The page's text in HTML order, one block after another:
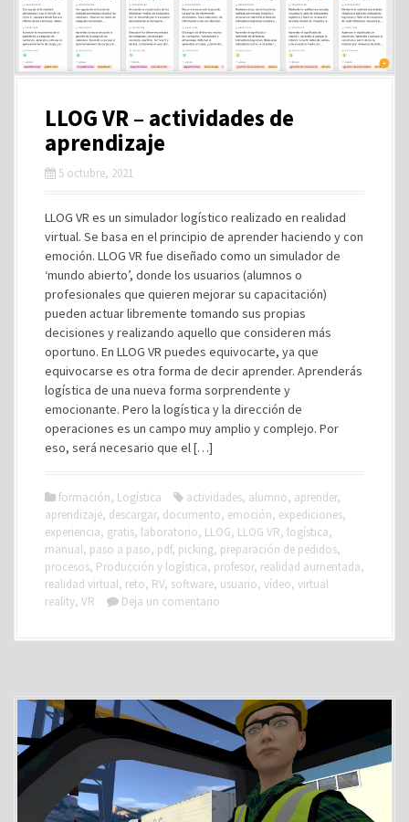
LLOG VR – actividades de
aprendizaje
5 octubre, 2021
LLOG VR es un simulador logístico realizado en realidad
virtual. Se basa en el principio de aprender haciendo y con
emoción. LLOG VR fue diseñado como un simulador de
‘mundo abierto’, donde los usuarios (alumnos o
profesionales que quieren mejorar su capacitación)
pueden actuar libremente tomando sus propias
decisiones y realizando aquello que consideren más
oportuno. En LLOG VR puedes equivocarte, ya que
equivocarse es otra forma de decir aprender. Aprenderás
logística de una nueva forma sorprendente y
emocionante. Pero la logística y la dirección de
operaciones es un campo muy amplio y complejo. Por
eso, será necesario que el […]
formación, Logística actividades, alumno, aprender,
aprendizaje, descargar, documento, emoción, expediciones,
experiencia, gratis, laboratorio, LLOG, LLOG VR, logística,
manual, paso a paso, pdf, picking, preparación de pedidos,
procesos, Producción y logística, profesor, realidad aumentada,
realidad virtual, reto, RV, software, usuario, vídeo, virtual
reality, VR Deja un comentario